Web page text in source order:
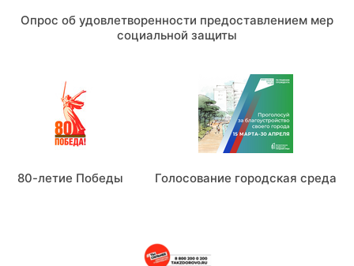
Опрос об удовлетворенности предоставлением мер
социальной защиты
80-летие Победы Голосование городская среда